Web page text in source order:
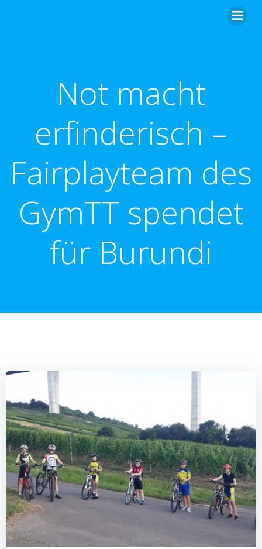
Not macht
erfinderisch –
Fairplayteam des
GymTT spendet
für Burundi